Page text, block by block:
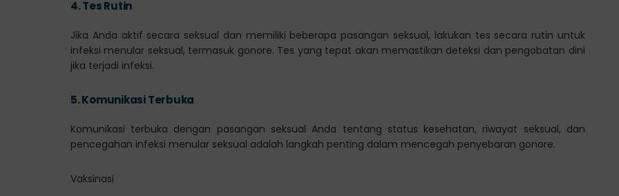
4.Tes Rutin
Jika Anda aktif secara seksual dan memiliki beberapa pasangan seksual, lakukan tes secara rutin untuk
infeksi menular seksual, termasuk gonore. Tes yang tepat akan memastikan deteksi dan pengobatan dini
jika terjadi infeksi.
5.Komunikasi Terbuka
Komunikasi terbuka dengan pasangan seksual Anda tentang status kesehatan, riwayat seksual, dan
pencegahan infeksi menular seksual adalah langkah penting dalam mencegah penyebaran gonore.
Vaksinasi